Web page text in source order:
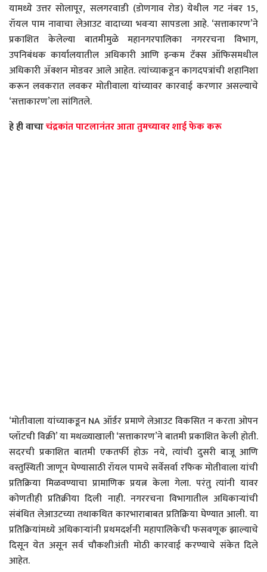
यामध्ये उत्तर सोलापूर, सलगरवाडी (डोणगाव रोड) येथील गट नंबर 15,
रॉयल पाम नावाचा लेआउट वादाच्या भवऱ्या सापडला आहे. ‘सत्ताकारण’ने
प्रकाशित केलेल्या बातमीमुळे महानगरपालिका नगररचना विभाग,
उपनिबंधक कार्यालयातील अधिकारी आणि इन्कम टॅक्स ऑफिसमधील
अधिकारी ॲक्शन मोडवर आले आहेत. त्यांच्याकडून कागदपत्रांची शहानिशा
करून लवकरात लवकर मोतीवाला यांच्यावर कारवाई करणार असल्याचे
‘सत्ताकारण’ला सांगितले.
हे ही वाचाचंद्रकांत पाटलानंतर आता तुमच्यावर शाई फेक करू
‘मोतीवाला यांच्याकडून NA ऑर्डर प्रमाणे लेआउट विकसित न करता ओपन
प्लॉटची विक्री’ या मथळ्याखाली ‘सत्ताकारण’ने बातमी प्रकाशित केली होती.
सदरची प्रकाशित बातमी एकतर्फी होऊ नये, त्यांची दुसरी बाजू आणि
वस्तुस्थिती जाणून घेण्यासाठी रॉयल पामचे सर्वेसर्वा रफिक मोतीवाला यांची
प्रतिक्रिया मिळवण्याचा प्रामाणिक प्रयत्न केला गेला. परंतु त्यांनी यावर
कोणतीही प्रतिक्रीया दिली नाही. नगररचना विभागातील अधिकाऱ्यांची
संबंधित लेआउटच्या तथाकथित कारभाराबाबत प्रतिक्रिया घेण्यात आली. या
प्रतिक्रियांमध्ये अधिकाऱ्यांनी प्रथमदर्शनी महापालिकेची फसवणूक झाल्याचे
दिसून येत असून सर्व चौकशीअंती मोठी कारवाई करण्याचे संकेत दिले
आहेत.